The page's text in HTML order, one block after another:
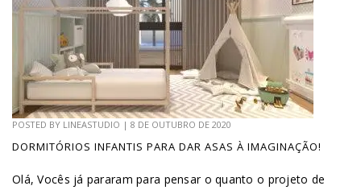
POSTED BY LINEASTUDIO | 8 DE OUTUBRO DE 2020
DORMITÓRIOS INFANTIS PARA DAR ASAS À IMAGINAÇÃO!
Olá, Vocês já pararam para pensar o quanto o projeto de